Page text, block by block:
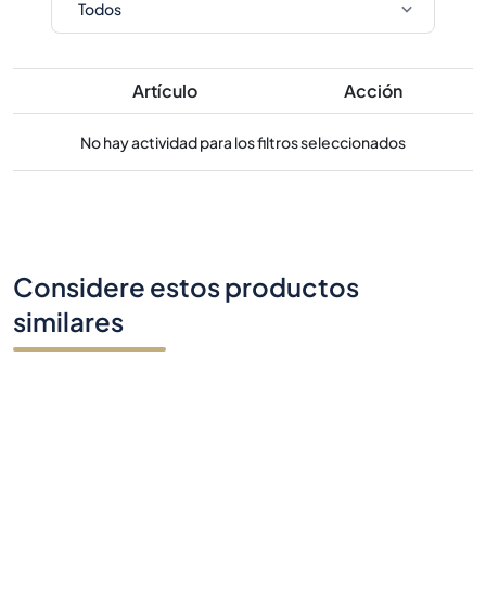
Artículo Acción
No hay actividad para los filtros seleccionados
Considere estos productos
similares